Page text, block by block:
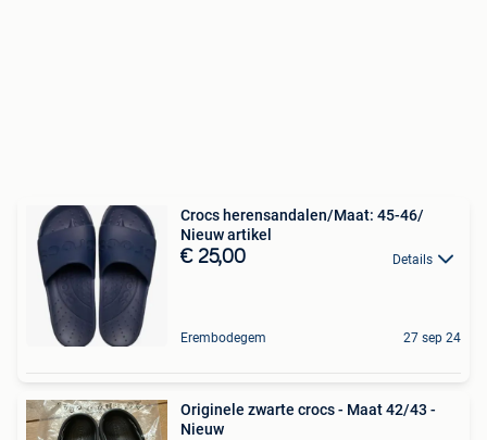
Crocs herensandalen/Maat: 45-46/
Nieuw artikel
€ 25,00 Details
Erembodegem 27 sep 24
Originele zwarte crocs - Maat 42/43 -
Nieuw